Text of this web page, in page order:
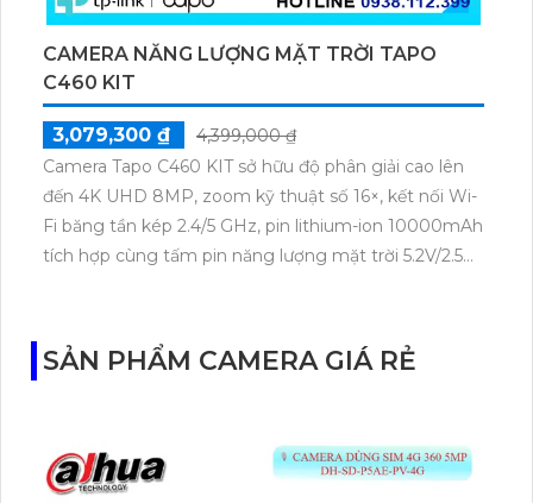
CAMERA NĂNG LƯỢNG MẶT TRỜI TAPO
C460 KIT
3,079,300 ₫
4,399,000 ₫
Camera Tapo C460 KIT sở hữu độ phân giải cao lên
đến 4K UHD 8MP, zoom kỹ thuật số 16×, kết nối Wi-
Fi băng tần kép 2.4/5 GHz, pin lithium-ion 10000mAh
tích hợp cùng tấm pin năng lượng mặt trời 5.2V/2.5W.
SẢN PHẨM CAMERA GIÁ RẺ